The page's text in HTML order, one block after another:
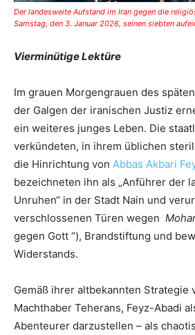
Der landesweite Aufstand im Iran gegen die
Samstag, den 3. Januar 2026, seinen siebten
Vierminütige Lektüre
Im grauen Morgengrauen des
der Galgen der iranischen Justiz
ein weiteres junges Leben. Die
verkündeten, in ihrem üblichen
die Hinrichtung von Abbas Akbari
bezeichneten ihn als „Anführer der
Unruhen“ in der Stadt Nain und
verschlossenen Türen wegen
gegen Gott “), Brandstiftung und
Widerstands.
Gemäß ihrer altbekannten Strategie
Machthaber Teherans, Feyz-Abadi
Abenteurer darzustellen – als